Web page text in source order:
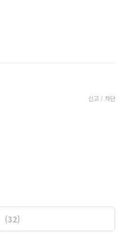
신고 / 차단
(32)